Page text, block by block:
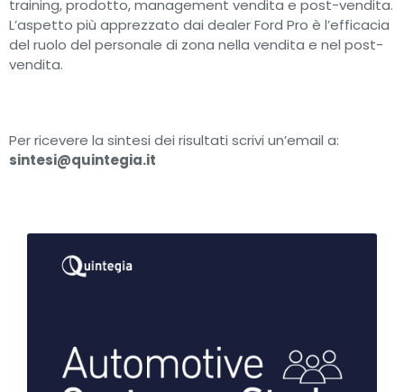
training, prodotto, management vendita e post-vendita.
L’aspetto più apprezzato dai dealer Ford Pro è l’efficacia
del ruolo del personale di zona nella vendita e nel post-
vendita.
Per ricevere la sintesi dei risultati scrivi un’email a:
sintesi@quintegia.it